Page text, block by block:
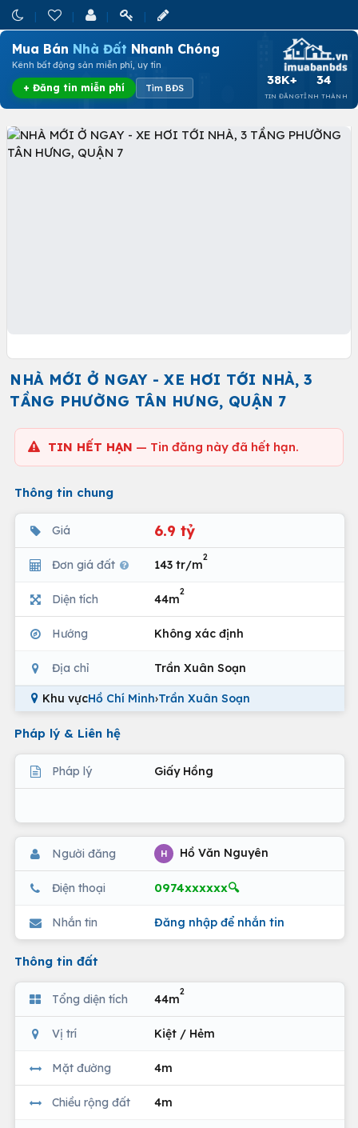
Mua Bán Nhà Đất Nhanh Chóng
Kênh bất động sản miễn phí, uy tín
+ Đăng tin miễn phí Tìm BĐS
38K+
TIN ĐĂNG
34
TỈNH THÀNH
NHÀ MỚI Ở NGAY - XE HƠI TỚI NHÀ, 3
TẦNG PHƯỜNG TÂN HƯNG, QUẬN 7
TIN HẾT HẠN — Tin đăng này đã hết hạn.
Thông tin chung
Giá 6.9 tỷ
Đơn giá đất 143 tr/m
2
Diện tích 44m
2
Hướng Không xác định
Địa chỉ Trần Xuân Soạn
Khu vựcHồ Chí Minh›Trần Xuân Soạn
Pháp lý & Liên hệ
Pháp lý Giấy Hồng
Người đăng H Hồ Văn Nguyên
Điện thoại 0974xxxxxx🔍
Nhắn tin Đăng nhập để nhắn tin
Thông tin đất
Tổng diện tích 44m
2
Vị trí Kiệt / Hẻm
Mặt đường 4m
Chiều rộng đất 4m